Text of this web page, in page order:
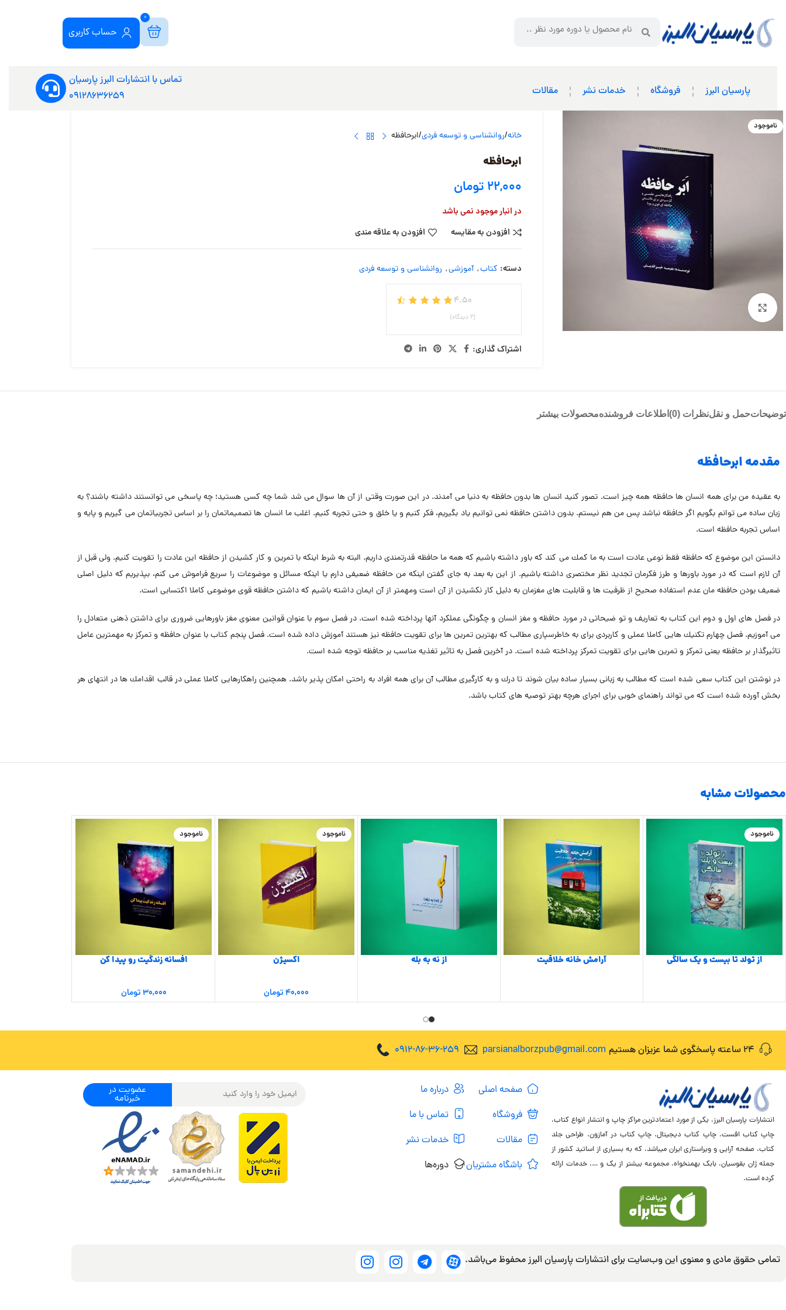
حساب کاربری
0
پارسیان البرز فروشگاه خدمات نشر مقالات
تماس با انتشارات البرز پارسیان
09128636259
ناموجود
خانه روانشناسی و توسعه فردی ابرحافظه
ابرحافظه
۲۲,۰۰۰ تومان
در انبار موجود نمی باشد
افزودن به مقایسه
افزودن به علاقه مندی
دسته: کتاب, آموزشی, روانشناسی و توسعه فردی
4.50
(2 دیدگاه)
اشتراک گذاری:
توضیحاتحمل و نقلنظرات (0) اطلاعات فروشندهمحصولات بیشتر
مقدمه ابرحافظه
به عقيده من براى همه انسان ها حافظه همه چيز است. تصور كنيد انسان ها بدون حافظه به دنيا مى آمدند. در اين صورت وقتى از آن ها سوال مى شد شما چه كسى هستيد؛ چه پاسخى مى توانستند داشته باشند؟ به
زبان ساده مى توانم بگويم اگر حافظه نباشد پس من هم نيستم. بدون داشتن حافظه نمى توانيم ياد بگيريم، فكر كنيم و يا خلق و حتى تجربه كنيم. اغلب ما انسان ها تصميماتمان را بر اساس تجربياتمان مى گيريم و پايه و
اساس تجربه حافظه است.
دانستن اين موضوع كه حافظه فقط نوعى عادت است به ما كمك مى كند كه باور داشته باشيم كه همه ما حافظه قدرتمندى داريم. البته به شرط اينكه با تمرين و كار كشيدن از حافظه اين عادت را تقويت كنيم. ولى قبل از
آن لازم است كه در مورد باورها و طرز فكرمان تجديد نظر مختصرى داشته باشيم. از اين به بعد به جاى گفتن اينكه من حافظه ضعيفى دارم يا اينكه مسائل و موضوعات را سريع فراموش مى كنم، بپذيريم كه دليل اصلى
ضعيف بودن حافظه مان عدم استفاده صحيح از ظرفيت ها و قابليت هاى مغزمان به دليل كار نكشيدن از آن است ومهمتر از آن ايمان داشته باشيم كه داشتن حافظه قوى موضوعى كاملا اكتسابى است.
در فصل هاى اول و دوم اين كتاب به تعاريف و تو ضيحاتى در مورد حافظه و مغز انسان و چگونگى عملكرد آنها پرداخته شده است. در فصل سوم با عنوان قوانين معنوى مغز باورهايى ضرورى براى داشتن ذهنى متعادل را
مى آموزيم. فصل چهارم تكنيك هايى كاملا عملى و كاربردى براى به خاطرسپارى مطالب كه بهترين تمرين ها براى تقويت حافظه نيز هستند آموزش داده شده است. فصل پنجم كتاب با عنوان حافظه و تمركز به مهمترين عامل
تاثيرگذار بر حافظه يعنى تمركز و تمرين هايى براى تقويت تمركز پرداخته شده است. در آخرين فصل به تاثير تغذيه مناسب بر حافظه توجه شده است.
در نوشتن اين كتاب سعى شده است كه مطالب به زبانى بسيار ساده بيان شوند تا درك و به كارگيرى مطالب آن براى همه افراد به راحتى امكان پذير باشد. همچنين راهكارهايى كاملا عملى در قالب اقدامك ها در انتهاى هر
بخش آورده شده است كه مى تواند راهنماى خوبى براى اجراى هرچه بهتر توصيه هاى كتاب باشد.
محصولات مشابه
ناموجود
از تولد تا بیست و یک سالگی آرامش خانه خلاقیت از نه به بله
ناموجود
اکسیژن
۴۰,۰۰۰تومان
ناموجود
افسانه زندگیت رو پیدا کن
۳۰,۰۰۰تومان
24 ساعته پاسخگوی شما عزیزان هستیم parsianalborzpub@gmail.com
0912-86-36-259
انتشارات پارسیان البرز، یکی از مورد اعتمادترین مراکز چاپ و انتشار انواع کتاب،
چاپ کتاب افست، چاپ کتاب دیجیتال، چاپ کتاب در آمازون، طراحی جلد
کتاب، صفحه آرایی و ویراستاری ایران میباشد، که به بسیاری از اساتید کشور از
جمله ژان بقوسیان، بابک بهمنخواه، مجموعه بیشتر از یک و …. خدمات ارائه
کرده است.
صفحه اصلی
فروشگاه
مقالات
باشگاه مشتریان
درباره ما
تماس با ما
خدمات نشر
دوره‌ها
عضویت در
خبرنامه
تمامی حقوق مادی و معنوی این وب‌سایت برای انتشارات پارسیان البرز محفوظ می‌باشد.